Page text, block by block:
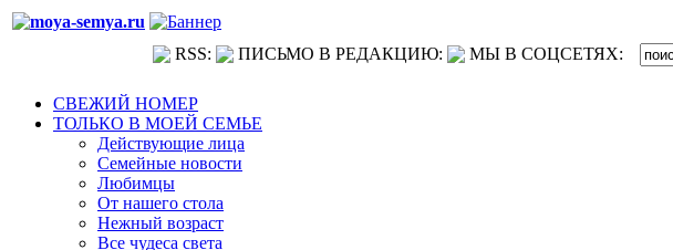
RSS: ПИСЬМО В РЕДАКЦИЮ: МЫ В СОЦСЕТЯХ:
СВЕЖИЙ НОМЕР
ТОЛЬКО В МОЕЙ СЕМЬЕ
Действующие лица
Семейные новости
Любимцы
От нашего стола
Нежный возраст
Все чудеса света